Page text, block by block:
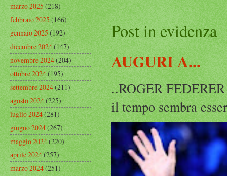
Post in evidenza
AUGURI A...
..ROGER
il tempo sembra
marzo 2025(218)
febbraio 2025(166)
gennaio 2025(192)
dicembre 2024(147)
novembre 2024(204)
ottobre 2024(195)
settembre 2024(211)
agosto 2024(225)
luglio 2024(281)
giugno 2024(267)
maggio 2024(220)
aprile 2024(257)
marzo 2024(251)